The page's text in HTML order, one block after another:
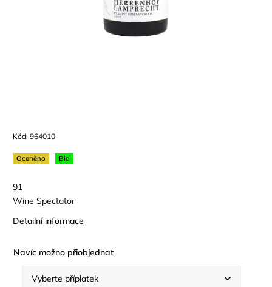
Kód: 964010
Oceněno Bio
91
Wine Spectator
Detailní informace
Navíc možno přiobjednat